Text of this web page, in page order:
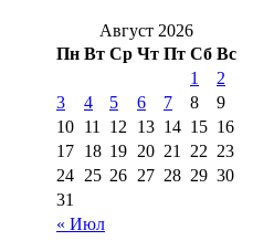
Август 2026
Пн Вт Ср Чт Пт Сб Вс
« Июл
1
2
3
4 5 6 7 8
9
10 11 12 13 14 15 16
17 18 19 20 21 22 23
24 25 26 27 28 29 30
31